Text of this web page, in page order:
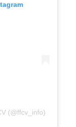
(@ffcv_info)